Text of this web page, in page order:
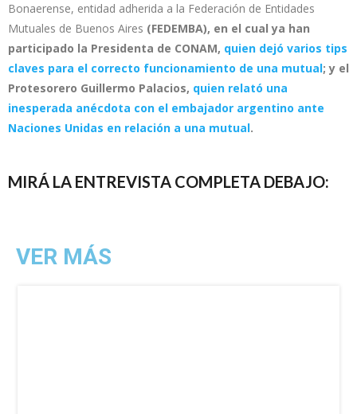
Bonaerense, entidad adherida a la Federación de Entidades
Mutuales de Buenos Aires (FEDEMBA), en el cual ya han
participado la Presidenta de CONAM, quien dejó varios tips
claves para el correcto funcionamiento de una mutual; y el
Protesorero Guillermo Palacios, quien relató una
inesperada anécdota con el embajador argentino ante
Naciones Unidas en relación a una mutual.
MIRÁ LA ENTREVISTA COMPLETA DEBAJO:
VER MÁS